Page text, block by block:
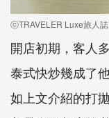
ⓒTRAVELER Luxe旅人誌
開店初期，客人
泰式快炒幾成了
如上文介紹的打